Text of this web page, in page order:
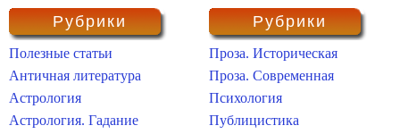
Рубрики
Полезные статьи
Античная литература
Астрология
Астрология. Гадание
Рубрики
Проза. Историческая
Проза. Современная
Психология
Публицистика